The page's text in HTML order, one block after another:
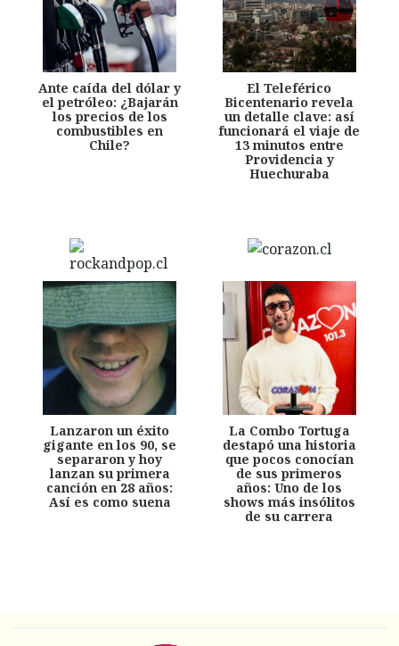
Ante caída del dólar y
el petróleo: ¿Bajarán
los precios de los
combustibles en
Chile?
El Teleférico
Bicentenario revela
un detalle clave: así
funcionará el viaje de
13 minutos entre
Providencia y
Huechuraba
Lanzaron un éxito
gigante en los 90, se
separaron y hoy
lanzan su primera
canción en 28 años:
Así es como suena
La Combo Tortuga
destapó una historia
que pocos conocían
de sus primeros
años: Uno de los
shows más insólitos
de su carrera